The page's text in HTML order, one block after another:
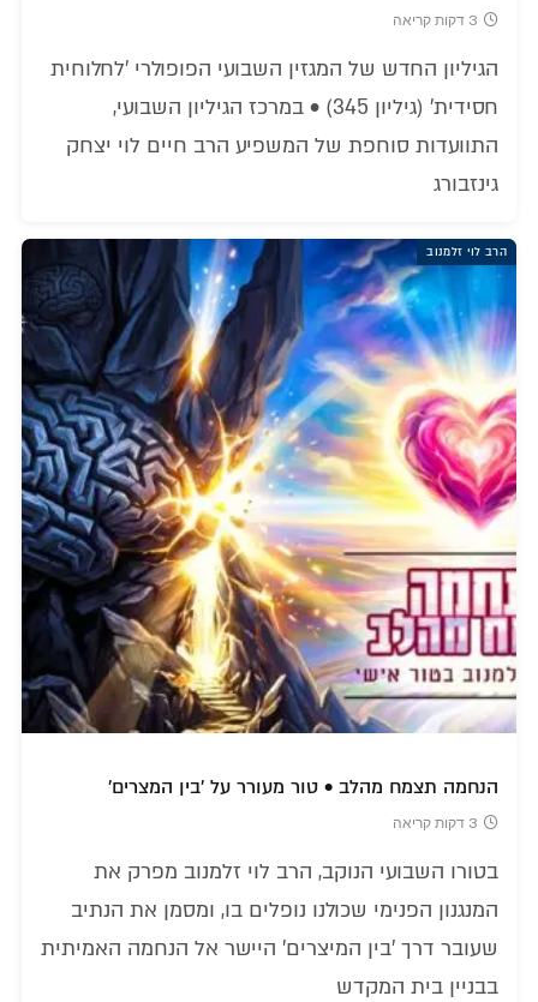
3 דקות קריאה
הגיליון החדש של המגזין השבועי הפופולרי 'לחלוחית
חסידית' (גיליון 345) • במרכז הגיליון השבועי,
התוועדות סוחפת של המשפיע הרב חיים לוי יצחק
גינזבורג
הרב לוי זלמנוב
הנחמה תצמח מהלב • טור מעורר על 'בין המצרים'
3 דקות קריאה
בטורו השבועי הנוקב, הרב לוי זלמנוב מפרק את
המנגנון הפנימי שכולנו נופלים בו, ומסמן את הנתיב
שעובר דרך 'בין המיצרים' היישר אל הנחמה האמיתית
בבניין בית המקדש